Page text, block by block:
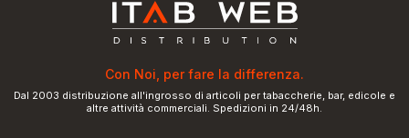
Con Noi, per fare la differenza.
Dal 2003 distribuzione all'ingrosso di articoli per tabaccherie, bar, edicole e
altre attività commerciali. Spedizioni in 24/48h.